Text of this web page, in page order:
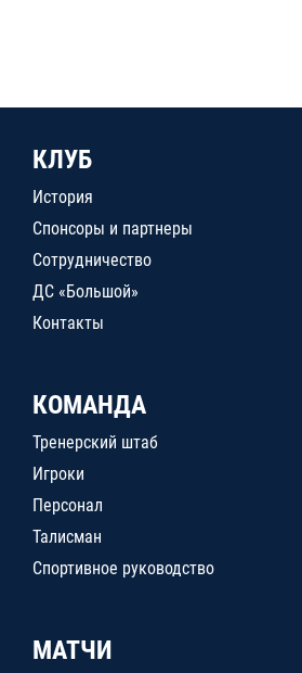
КЛУБ
История
Спонсоры и партнеры
Сотрудничество
ДС «Большой»
Контакты
КОМАНДА
Тренерский штаб
Игроки
Персонал
Талисман
Спортивное руководство
МАТЧИ